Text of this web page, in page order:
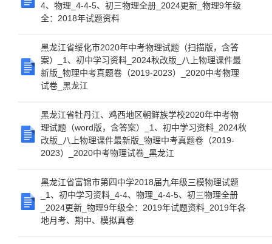
4、物理_4-4-5、初三物理全册_2024更新_物理9年级
全：2018年试题资料
黑龙江省绥化市2020年中考物理试题（扫描版，含答
案）_1、初中学习资料_2024秋改版_八上物理课件最
新版_物理中考真题卷（2019-2023）_2020中考物理
试卷_黑龙江
黑龙江省牡丹江、鸡西地区朝鲜族学校2020年中考物
理试题（word版，含答案）_1、初中学习资料_2024秋
改版_八上物理课件最新版_物理中考真题卷（2019-
2023）_2020中考物理试卷_黑龙江
黑龙江省富锦市第四中学2018届九年级三模物理试题
_1、初中学习资料_4-4、物理_4-4-5、初三物理全册
_2024更新_物理9年级全：2019年试题资料_2019年各
地月考、期中、模拟真卷